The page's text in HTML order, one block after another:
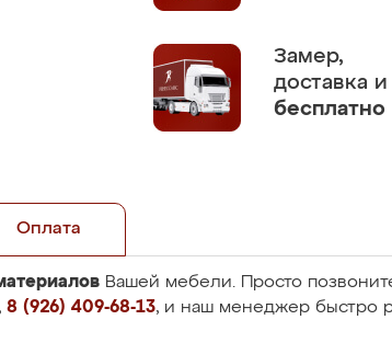
Замер,
доставка
бесплатно
Оплата
Вашей мебели. Просто
, 8 (926) 409-68-13, и наш менеджер быстро